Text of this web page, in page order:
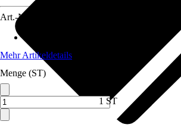
Art.-Nr.
Mehr Artikeldetails
Menge (ST)
1 ST